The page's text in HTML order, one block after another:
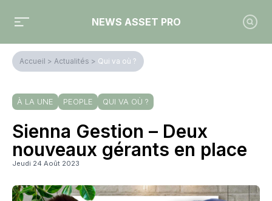
NEWS ASSET PRO
Accueil > Actualités > Qui va où ?
À LA UNE PEOPLE QUI VA OÙ ?
Sienna Gestion – Deux
nouveaux gérants en place
Jeudi 24 Août 2023